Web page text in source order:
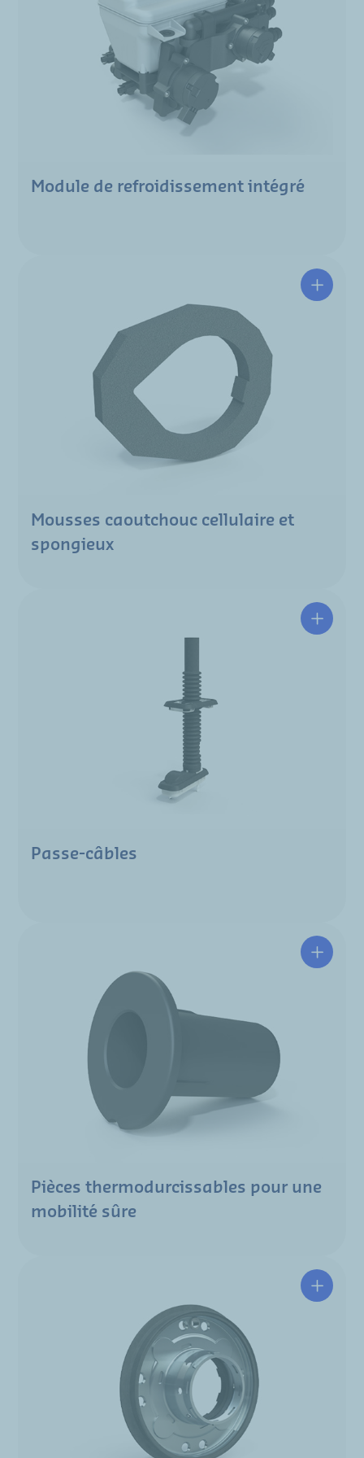
Module de refroidissement intégré
Mousses caoutchouc cellulaire et
spongieux
Passe-câbles
Pièces thermodurcissables pour une
mobilité sûre